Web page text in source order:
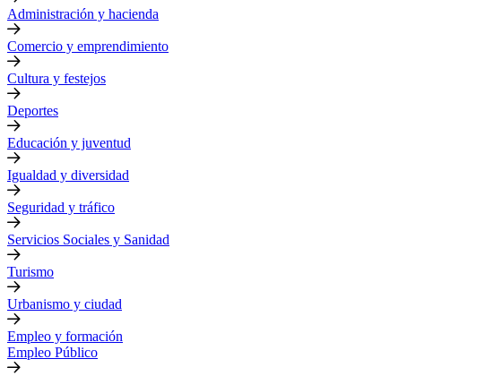
Administración y hacienda
Comercio y emprendimiento
Cultura y festejos
Deportes
Educación y juventud
Igualdad y diversidad
Seguridad y tráfico
Servicios Sociales y Sanidad
Turismo
Urbanismo y ciudad
Empleo y formación
Empleo Público